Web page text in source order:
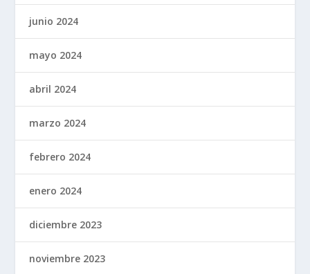
junio 2024
mayo 2024
abril 2024
marzo 2024
febrero 2024
enero 2024
diciembre 2023
noviembre 2023